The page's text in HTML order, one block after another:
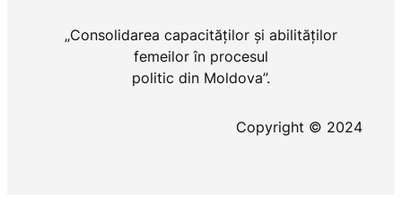
„Consolidarea capacităților și abilităților
femeilor în procesul
politic din Moldova”.
Copyright © 2024